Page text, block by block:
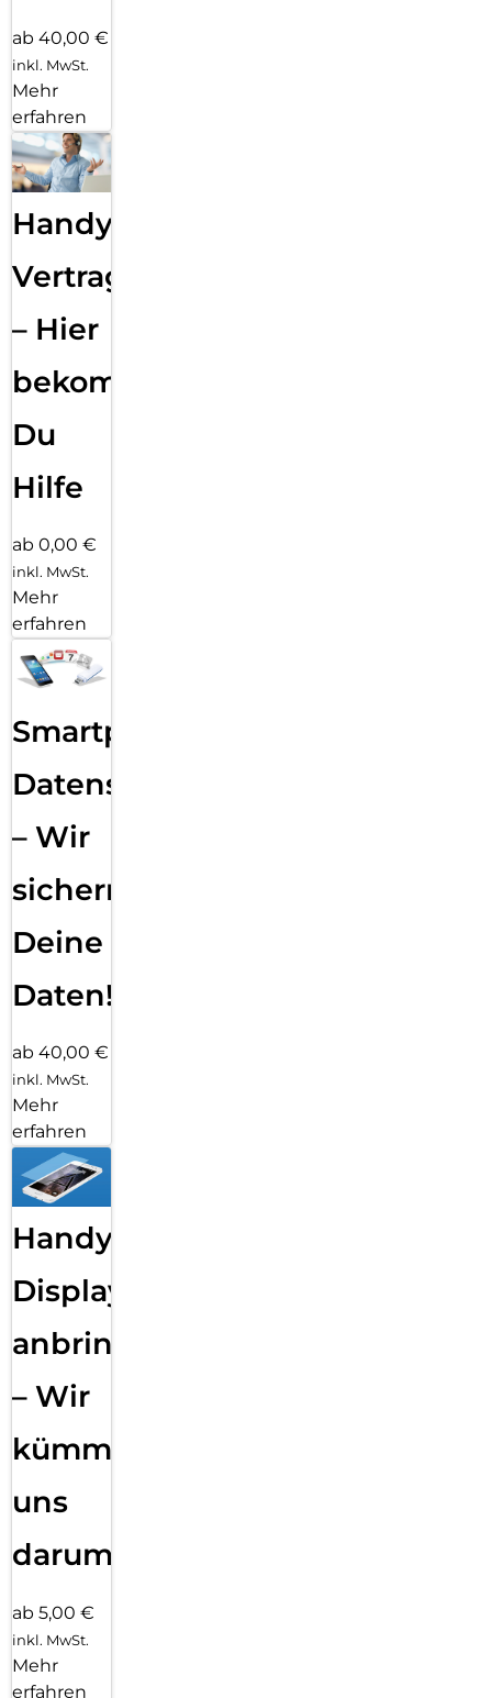
ab 40,00 €
inkl. MwSt.
Mehr
erfahren
Handy
Vertragsabwicklung
– Hier
bekommst
Du
Hilfe
ab 0,00 €
inkl. MwSt.
Mehr
erfahren
Smartphone
Datensicherung
– Wir
sichern
Deine
Daten!
ab 40,00 €
inkl. MwSt.
Mehr
erfahren
Handy
Displayfolie
anbringen
– Wir
kümmern
uns
darum!
ab 5,00 €
inkl. MwSt.
Mehr
erfahren